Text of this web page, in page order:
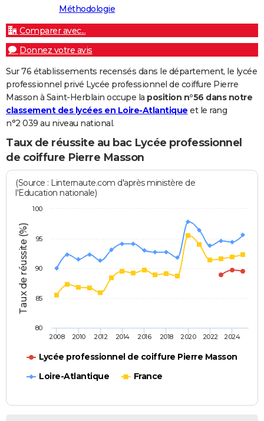
Méthodologie
Comparer avec...
Donnez votre avis
Sur 76 établissements recensés dans le département, le lycée
professionnel privé Lycée professionnel de coiffure Pierre
Masson à Saint-Herblain occupe la position n°56 dans notre
classement des lycées en Loire-Atlantique et le rang
n°2 039 au niveau national.
Taux de réussite au bac Lycée professionnel
de coiffure Pierre Masson
Taux de réussite (%)
(Source : Linternaute.com d'après ministère de
l'Education nationale)
Lycée professionnel de coiffure Pierre Masson
Loire-Atlantique
France
2008 2010 2012 2014 2016 2018 2020 2022 2024
80
85
90
95
100